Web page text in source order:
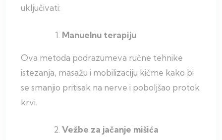
uključivati:
Manuelnu terapiju
Ova metoda podrazumeva ručne tehnike
istezanja, masažu i mobilizaciju kičme kako bi
se smanjio pritisak na nerve i poboljšao protok
krvi.
Vežbe za jačanje mišića